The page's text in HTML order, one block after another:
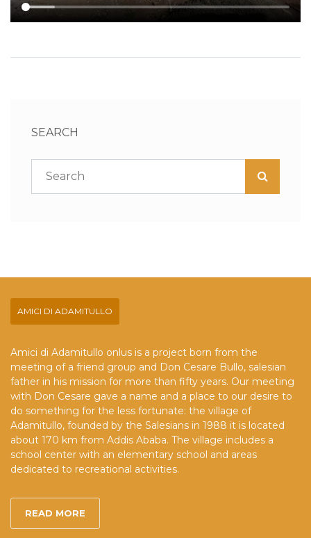
SEARCH
AMICI DI ADAMITULLO
Amici di Adamitullo onlus is a project born from the
meeting of a friend group and Don Cesare Bullo, salesian
father in his mission for more than fifty years. Our meeting
with Don Cesare gave a name and a place to our desire to
do something for the less fortunate: the village of
Adamitullo, founded by the Salesians in 1988 it is located
about 170 km from Addis Ababa. The village includes a
school center with an elementary school and areas
dedicated to recreational activities.
READ MORE